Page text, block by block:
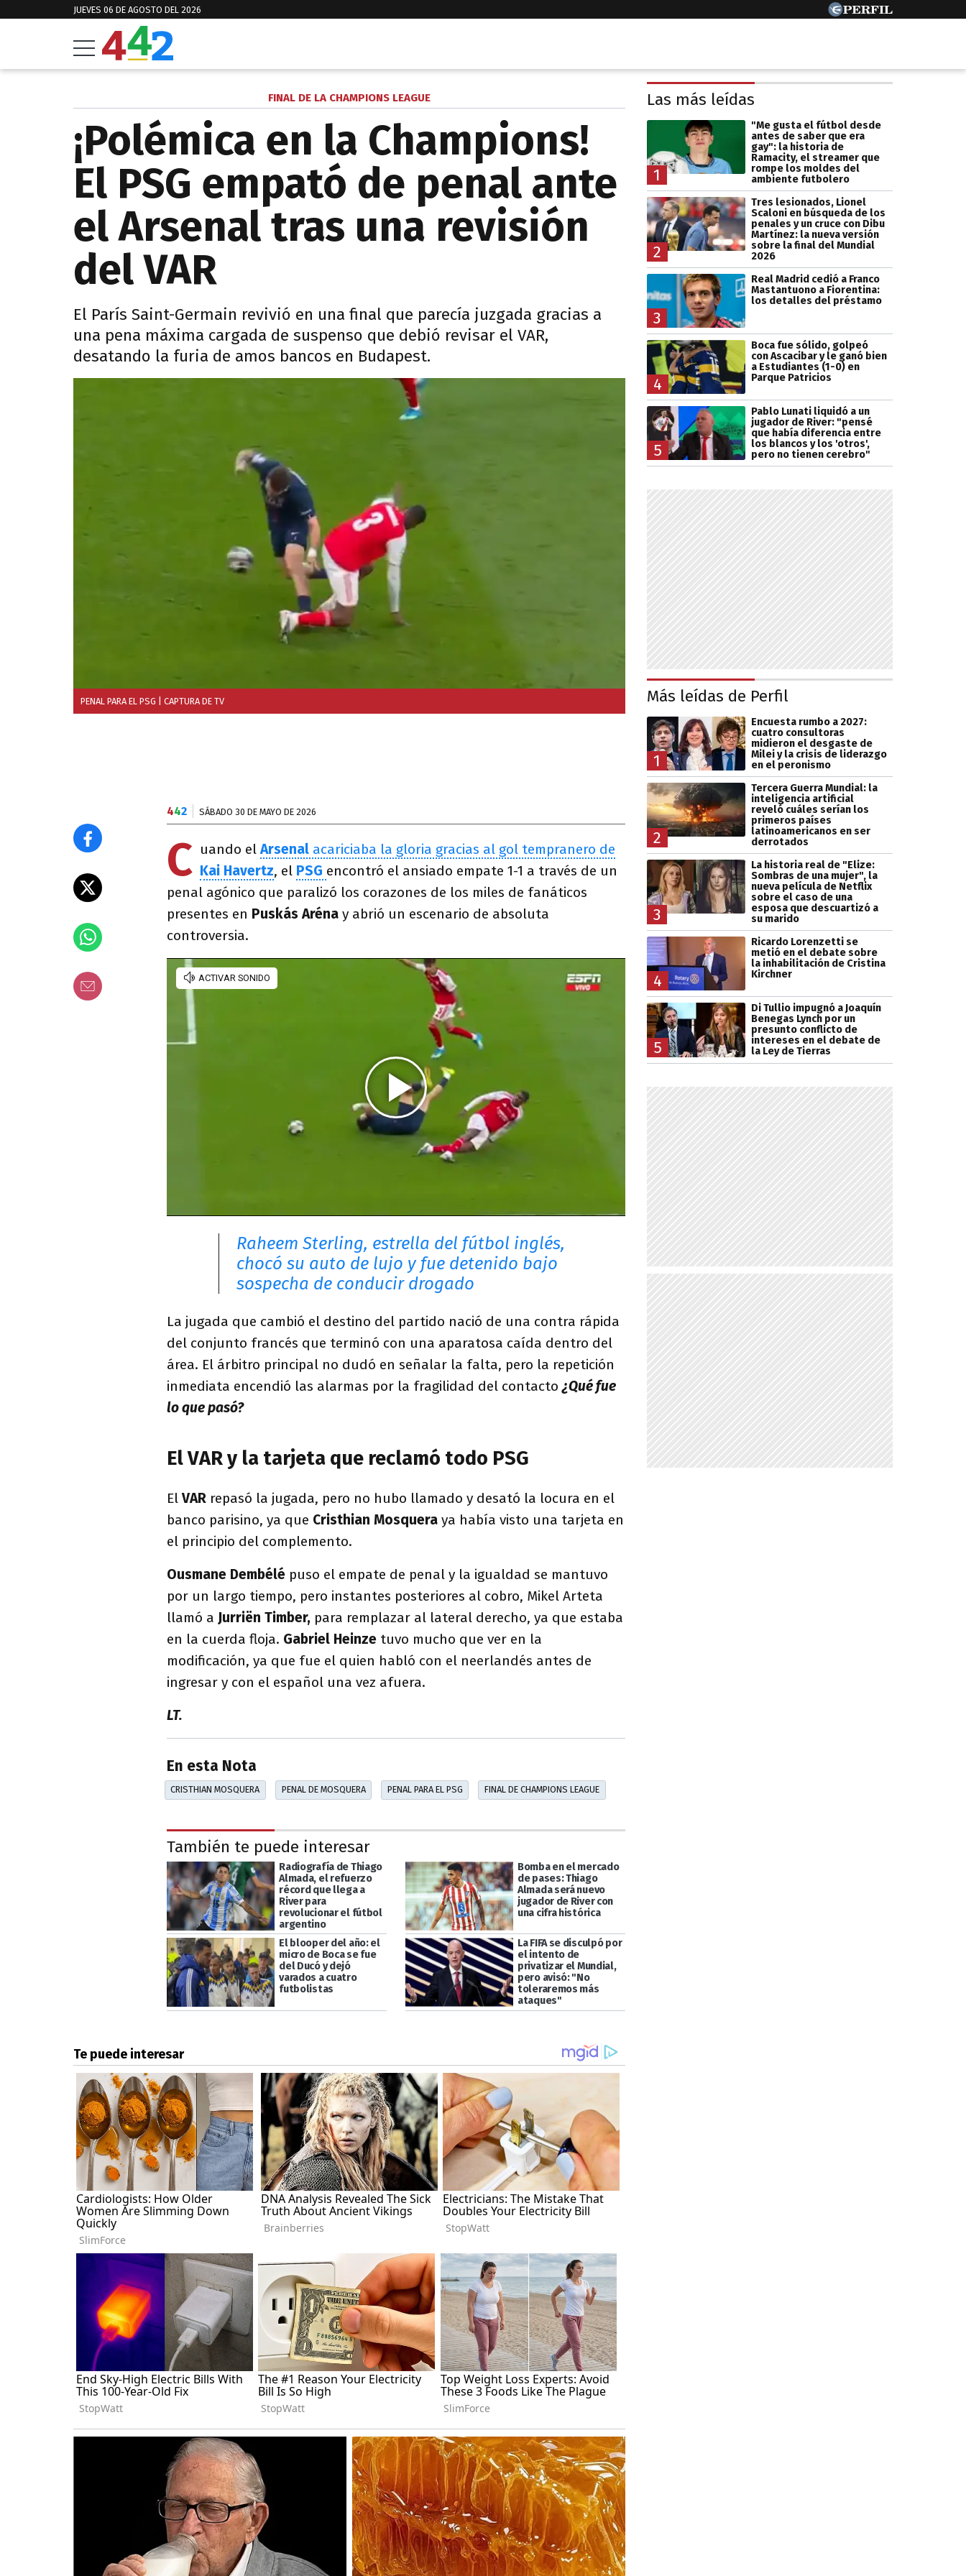
JUEVES 06 DE AGOSTO DEL 2026
FINAL DE LA CHAMPIONS LEAGUE
¡Polémica en la Champions!
El PSG empató de penal ante
el Arsenal tras una revisión
del VAR
El París Saint-Germain revivió en una final que parecía juzgada gracias a
una pena máxima cargada de suspenso que debió revisar el VAR,
desatando la furia de amos bancos en Budapest.
PENAL PARA EL PSG | CAPTURA DE TV
442 SÁBADO 30 DE MAYO DE 2026
C uando elArsenal acariciaba la gloria gracias al gol tempranero de
Kai Havertz, el PSG encontró el ansiado empate 1-1 a través de un
penal agónico que paralizó los corazones de los miles de fanáticos
presentes en Puskás Aréna y abrió un escenario de absoluta
controversia.
Raheem Sterling, estrella del fútbol inglés,
chocó su auto de lujo y fue detenido bajo
sospecha de conducir drogado
La jugada que cambió el destino del partido nació de una contra rápida
del conjunto francés que terminó con una aparatosa caída dentro del
área. El árbitro principal no dudó en señalar la falta, pero la repetición
inmediata encendió las alarmas por la fragilidad del contacto¿Qué fue
lo que pasó?
El VAR y la tarjeta que reclamó todo PSG
ElVAR repasó la jugada, pero no hubo llamado y desató la locura en el
banco parisino, ya que Cristhian Mosquera ya había visto una tarjeta en
el principio del complemento.
Ousmane Dembélé puso el empate de penal y la igualdad se mantuvo
por un largo tiempo, pero instantes posteriores al cobro, Mikel Arteta
llamó a Jurriën Timber, para remplazar al lateral derecho, ya que estaba
en la cuerda floja. Gabriel Heinze tuvo mucho que ver en la
modificación, ya que fue el quien habló con el neerlandés antes de
ingresar y con el español una vez afuera.
LT.
En esta Nota
CRISTHIAN MOSQUERA PENAL DE MOSQUERA PENAL PARA EL PSG FINAL DE CHAMPIONS LEAGUE
También te puede interesar
Radiografía de Thiago
Almada, el refuerzo
récord que llega a
River para
revolucionar el fútbol
argentino
Bomba en el mercado
de pases: Thiago
Almada será nuevo
jugador de River con
una cifra histórica
El blooper del año: el
micro de Boca se fue
del Ducó y dejó
varados a cuatro
futbolistas
La FIFA se disculpó por
el intento de
privatizar el Mundial,
pero avisó: "No
toleraremos más
ataques"
Las más leídas
1
"Me gusta el fútbol desde
antes de saber que era
gay": la historia de
Ramacity, el streamer que
rompe los moldes del
ambiente futbolero
2
Tres lesionados, Lionel
Scaloni en búsqueda de los
penales y un cruce con Dibu
Martínez: la nueva versión
sobre la final del Mundial
2026
3
Real Madrid cedió a Franco
Mastantuono a Fiorentina:
los detalles del préstamo
4
Boca fue sólido, golpeó
con Ascacibar y le ganó bien
a Estudiantes (1-0) en
Parque Patricios
5
Pablo Lunati liquidó a un
jugador de River: "pensé
que había diferencia entre
los blancos y los 'otros',
pero no tienen cerebro"
Más leídas de Perfil
1
Encuesta rumbo a 2027:
cuatro consultoras
midieron el desgaste de
Milei y la crisis de liderazgo
en el peronismo
2
Tercera Guerra Mundial: la
inteligencia artificial
reveló cuáles serían los
primeros países
latinoamericanos en ser
derrotados
3
La historia real de "Elize:
Sombras de una mujer", la
nueva película de Netflix
sobre el caso de una
esposa que descuartizó a
su marido
4
Ricardo Lorenzetti se
metió en el debate sobre
la inhabilitación de Cristina
Kirchner
5
Di Tullio impugnó a Joaquín
Benegas Lynch por un
presunto conflicto de
intereses en el debate de
la Ley de Tierras